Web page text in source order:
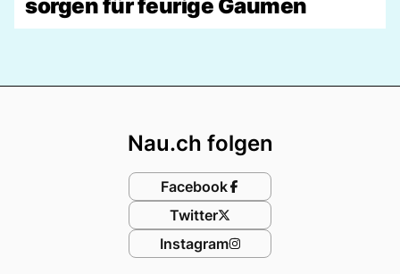
sorgen für feurige Gaumen
Nau.ch folgen
Facebook
Twitter
Instagram